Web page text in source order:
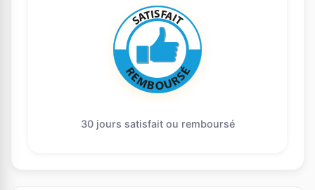
30 jours satisfait ou remboursé